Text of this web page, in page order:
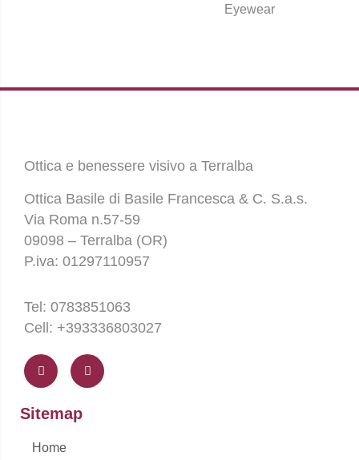
Ottica e benessere visivo a Terralba
Ottica Basile di Basile Francesca & C. S.a.s.
Via Roma n.57-59
09098 – Terralba (OR)
P.iva: 01297110957
Tel: 0783851063
Cell: +393336803027
a
c
e
b
o
-
f
n
s
t
a
Sitemap
Home